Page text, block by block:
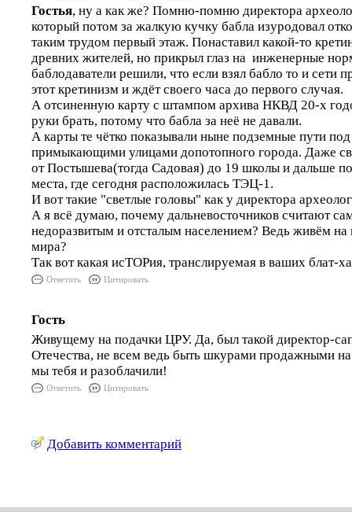
Гостья, ну а как же? Помню-помню директора
который потом за жалкую кучку бабла изуродовал
таким трудом первый этаж. Понаставил какой-то
древних жителей, но прикрыл глаз на инженерные
баблодаватели решили, что если взял бабло то и сети
этот кретинизм и ждёт своего часа до первого случая.
А отсиненную карту с штампом архива НКВД 20-х
руки брать, потому что бабла за неё не давали.
А карты те чётко показывали ныне подземные пути
примыкающими улицами допотопного города. Даже
от Постышева(тогда Садовая) до 19 школы и дальше
места, где сегодня расположилась ТЭЦ-1.
И вот такие "светлые головы" как у директора
А я всё думаю, почему дальневосточников считают
недоразвитым и отсталым населением? Ведь живём
мира?
Так вот какая исТОРия, транслируемая в ваших блат-
Ответить Цитировать
Гость
Живущему на подачки ЦРУ. Да, был такой директор-
Отечества, не всем ведь быть шкурами продажными
мы тебя и разоблачили!
Ответить Цитировать
Добавить комментарий